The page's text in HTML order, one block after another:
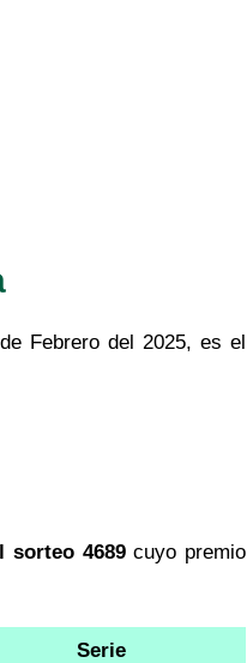
Febrero del 2025, es el
sorteo 4689cuyo premio
Serie